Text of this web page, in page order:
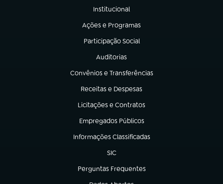
Institucional
(abre em nova aba)
Ações e Programas
(abre em nova aba)
Participação Social
(abre em nova aba)
Auditorias
(abre em nova aba)
Convênios e Transferências
(abre em nova aba)
Receitas e Despesas
(abre em nova aba)
Licitações e Contratos
(abre em nova aba)
Empregados Públicos
(abre em nova aba)
Informações Classificadas
(abre em nova aba)
SIC
(abre em nova aba)
Perguntas Frequentes
(abre em nova aba)